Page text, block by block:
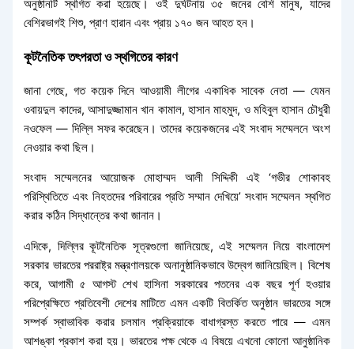
অনুষ্ঠানটি স্থগিত করা হয়েছে। ওই দুর্ঘটনায় ৩৫ জনের বেশি মানুষ, যাদের
বেশিরভাগই শিশু, প্রাণ হারান এবং প্রায় ১৭০ জন আহত হন।
কূটনৈতিক তৎপরতা ও স্থগিতের কারণ
জানা গেছে, গত কয়েক দিনে আওয়ামী লীগের একাধিক সাবেক নেতা — যেমন
ওবায়দুল কাদের, আসাদুজ্জামান খান কামাল, হাসান মাহমুদ, ও মহিবুল হাসান চৌধুরী
নওফেল — দিল্লি সফর করেছেন। তাদের কয়েকজনের এই সংবাদ সম্মেলনে অংশ
নেওয়ার কথা ছিল।
সংবাদ সম্মেলনের আয়োজক মোহাম্মদ আলী সিদ্দিকী এই ‘গভীর শোকাবহ
পরিস্থিতিতে এবং নিহতদের পরিবারের প্রতি সম্মান দেখিয়ে’ সংবাদ সম্মেলন স্থগিত
করার কঠিন সিদ্ধান্তের কথা জানান।
এদিকে, দিল্লির কূটনৈতিক সূত্রগুলো জানিয়েছে, এই সম্মেলন নিয়ে বাংলাদেশ
সরকার ভারতের পররাষ্ট্র মন্ত্রণালয়কে অনানুষ্ঠানিকভাবে উদ্বেগ জানিয়েছিল। বিশেষ
করে, আগামী ৫ আগস্ট শেখ হাসিনা সরকারের পতনের এক বছর পূর্ণ হওয়ার
পরিপ্রেক্ষিতে প্রতিবেশী দেশের মাটিতে এমন একটি বিতর্কিত অনুষ্ঠান ভারতের সঙ্গে
সম্পর্ক স্বাভাবিক করার চলমান প্রক্রিয়াকে বাধাগ্রস্ত করতে পারে — এমন
আশঙ্কা প্রকাশ করা হয়। ভারতের পক্ষ থেকে এ বিষয়ে এখনো কোনো আনুষ্ঠানিক